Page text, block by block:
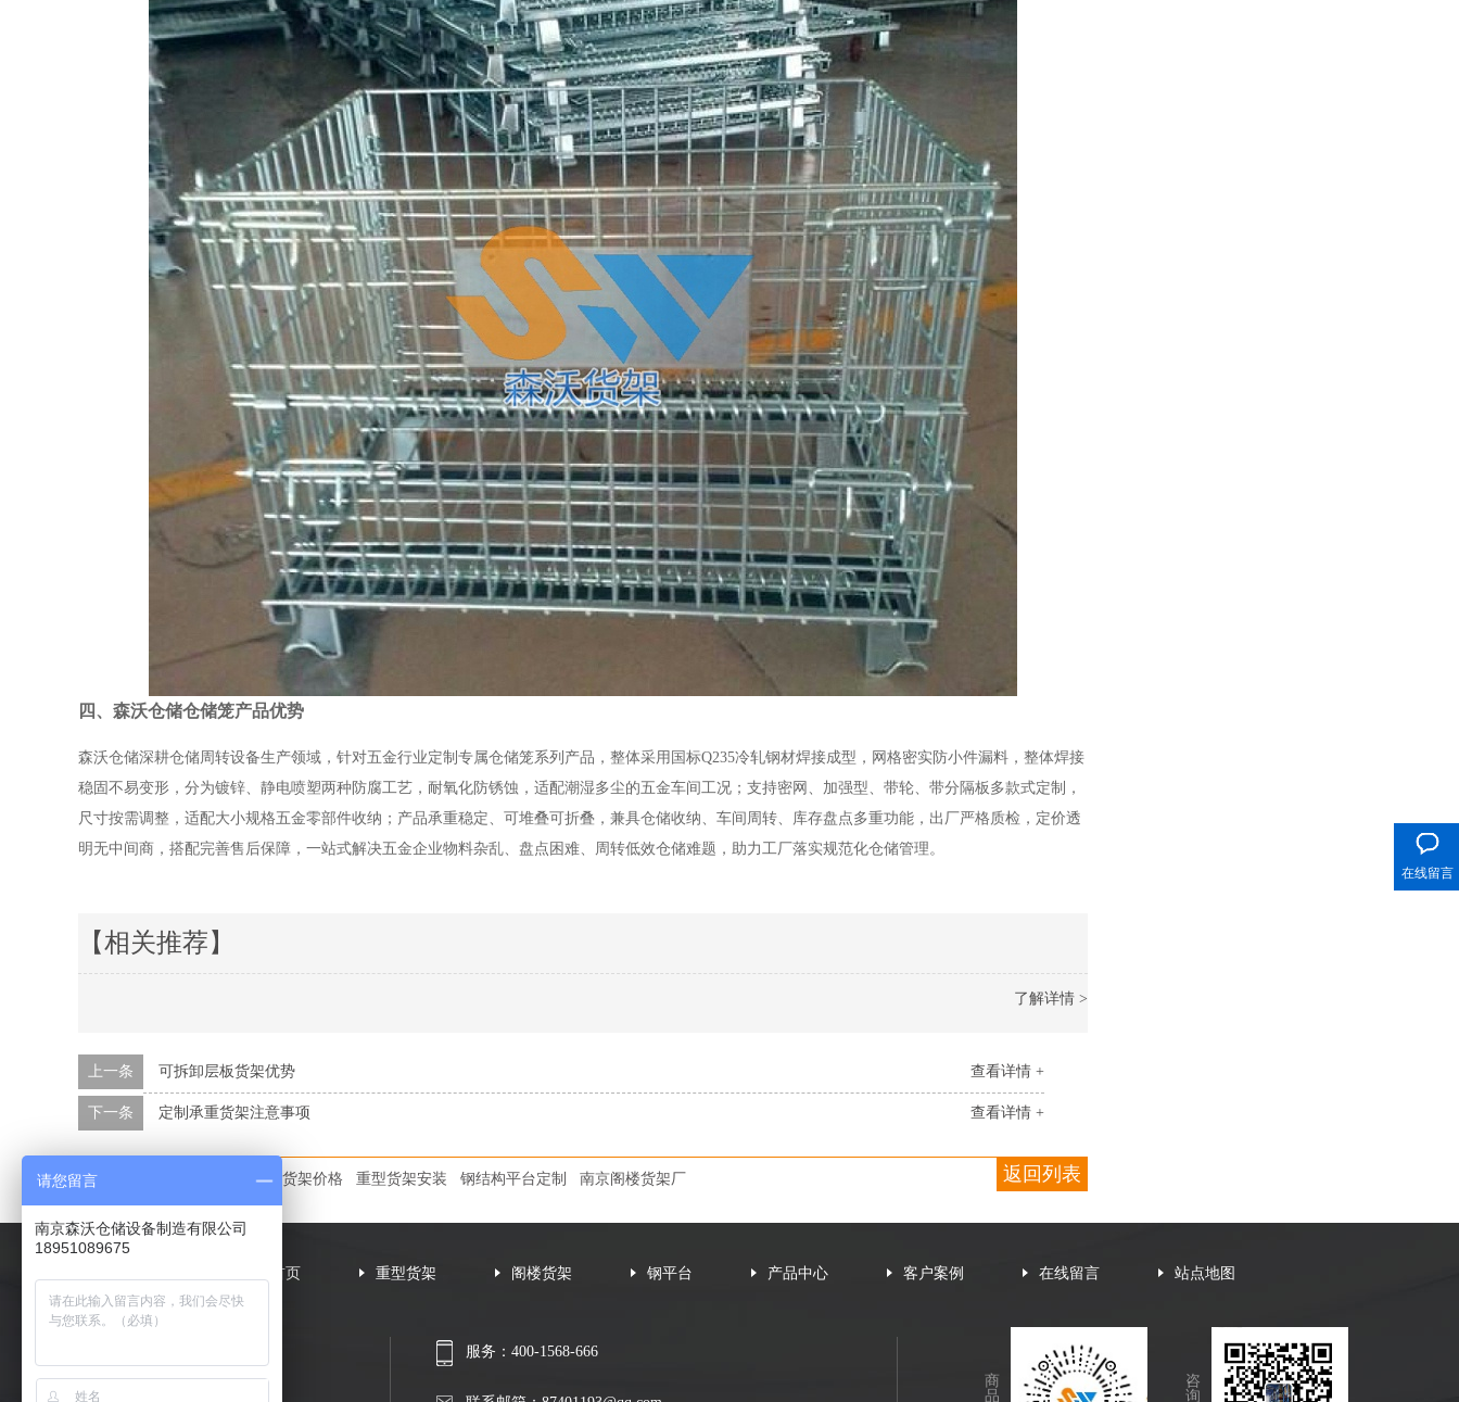
四、森沃仓储仓储笼产品优势
森沃仓储深耕仓储周转设备生产领域，针对五金行业定制专属仓储笼系列产品，整体采用国标Q235冷轧钢材焊接成型，网格密实防小件漏料，整体焊接
稳固不易变形，分为镀锌、静电喷塑两种防腐工艺，耐氧化防锈蚀，适配潮湿多尘的五金车间工况；支持密网、加强型、带轮、带分隔板多款式定制，
尺寸按需调整，适配大小规格五金零部件收纳；产品承重稳定、可堆叠可折叠，兼具仓储收纳、车间周转、库存盘点多重功能，出厂严格质检，定价透
明无中间商，搭配完善售后保障，一站式解决五金企业物料杂乱、盘点困难、周转低效仓储难题，助力工厂落实规范化仓储管理。
【相关推荐】
了解详情 >
查看详情 +
上一条 可拆卸层板货架优势
查看详情 +
下一条 定制承重货架注意事项
返回列表
本文标签： 阁楼货架价格 重型货架安装 钢结构平台定制 南京阁楼货架厂
网站首页 重型货架 阁楼货架 钢平台 产品中心 客户案例 在线留言 站点地图
服务：400-1568-666
商
品
咨
询
在线留言
请您留言
南京森沃仓储设备制造有限公司
18951089675